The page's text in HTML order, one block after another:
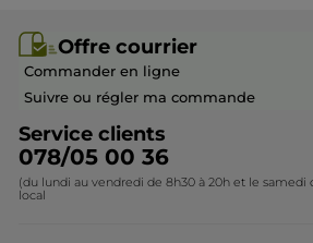
Collection de Noël
Questions & Réponses
Contactez-nous
Devenir franchisé ou gérant
Offre courrier
Commander en ligne
Suivre ou régler ma commande
Service clients
078/05 00 36
(du lundi au vendredi de 8h30 à 20h et le samedi
local